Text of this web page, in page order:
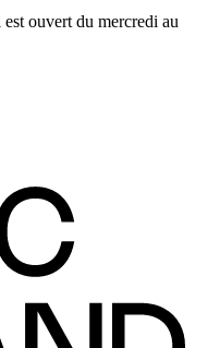
ouvert du mercredi au